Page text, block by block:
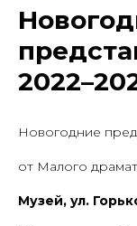
Новогодние
от Малого
Музей, ул.